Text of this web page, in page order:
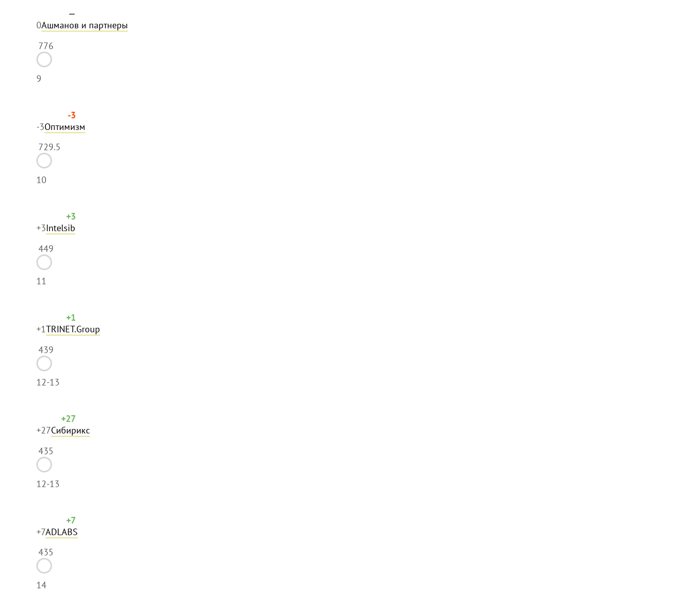
—
0Ашманов и партнеры
776
9
-3
-3Оптимизм
729.5
10
+3
+3Intelsib
449
11
+1
+1TRINET.Group
439
12-13
+27
+27Сибирикс
435
12-13
+7
+7ADLABS
435
14